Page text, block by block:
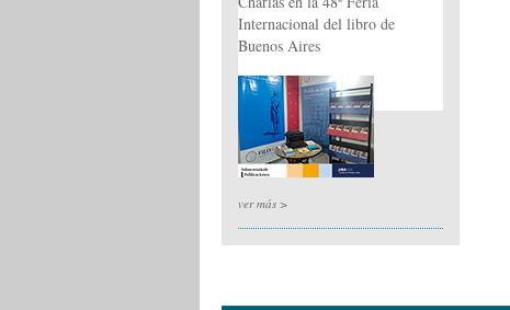
Internacional del libro de
Buenos Aires
ver más >